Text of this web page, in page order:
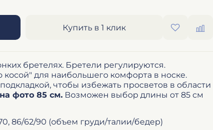
Купить в 1 клик
бретелях. Бретели регулируются.
для наибольшего комфорта в носке.
чтобы избежать просветов в области
фото 85 см. Возможен выбор длины от 85 см
86/62/90 (объем груди/талии/бедер)